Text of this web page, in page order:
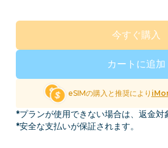
カートに追加
今すぐ購入
eSIMの購入と推奨により
*プランが使用できない場合は、返金対
*安全な支払いが保証されます。